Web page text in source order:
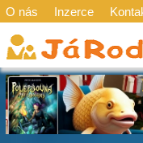
O nás Inzerce